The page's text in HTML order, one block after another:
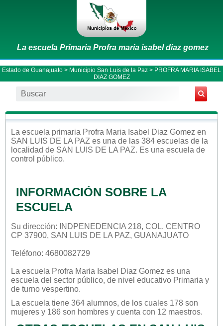
La escuela Primaria Profra maria isabel diaz gomez
Estado de Guanajuato > Municipio San Luis de la Paz > PROFRA MARIA ISABEL
DIAZ GOMEZ
La escuela primaria Profra Maria Isabel Diaz Gomez en
SAN LUIS DE LA PAZ es una de las 384 escuelas de la
localidad de SAN LUIS DE LA PAZ. Es una escuela de
control público.
INFORMACIÓN SOBRE LA
ESCUELA
Su dirección: INDPENEDENCIA 218, COL. CENTRO
CP 37900, SAN LUIS DE LA PAZ, GUANAJUATO
Teléfono: 4680082729
La escuela Profra Maria Isabel Diaz Gomez es una
escuela del sector público, de nivel educativo Primaria y
de turno vespertino.
La escuela tiene 364 alumnos, de los cuales 178 son
mujeres y 186 son hombres y cuenta con 12 maestros.